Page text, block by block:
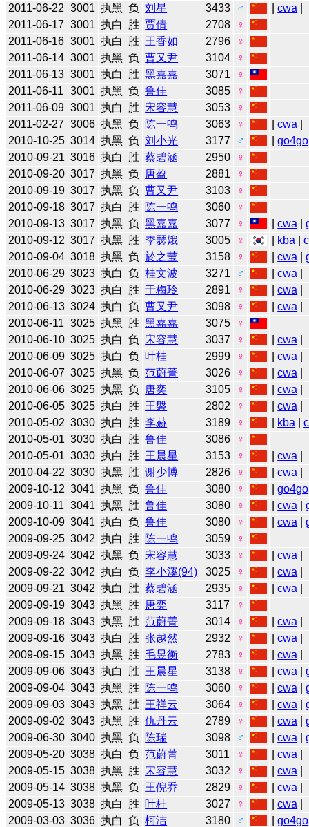
2011-06-22 3001 执黑 负 刘星 3433 ♂ |cwa
2011-06-17 3001 执白 胜 贾倩 2708
♀
2011-06-16 3001 执白 胜 王香如 2796
♀
2011-06-14 3001 执黑 负 曹又尹 3104
♀
2011-06-13 3001 执白 胜 黑嘉嘉 3071
♀
2011-06-11
3001 执黑 负 鲁佳 3085
♀
2011-06-09 3001 执白 胜 宋容慧 3053
♀
2011-02-27 3006 执黑 负 陈一鸣 3063 ♀ |cwa
2010-10-25 3014 执黑 负 刘小光 3177 ♂ |go4go
2010-09-21 3016 执白 胜 蔡碧涵 2950
♀
2010-09-20 3017 执黑 负 唐盈 2881
♀
2010-09-19 3017 执黑 负 曹又尹 3103
♀
2010-09-18 3017 执白 胜 陈一鸣 3060
♀
2010-09-13 3017 执黑 负 黑嘉嘉 3077 ♀ |cwa |
2010-09-12 3017 执黑 胜 李瑟娥 3005 ♀ kba |
2010-09-04 3018 执黑 负 於之莹 3158 ♀ |cwa |
2010-06-29 3023 执白 负 桂文波 3271 ♂ |cwa
2010-06-29 3023 执白 胜 于梅玲 2891 ♀ |cwa
2010-06-13 3024 执白 负 曹又尹 3098 ♀ |cwa
2010-06-11 3025 执黑 胜 黑嘉嘉 3075
♀
2010-06-10 3025 执白 负 宋容慧 3037 ♀ |cwa
2010-06-09 3025 执白 负 叶桂 2999 ♀ |cwa
2010-06-07 3025 执黑 负 范蔚菁 3026 ♀ |cwa
2010-06-06 3025 执黑 负 唐奕 3105 ♀ |cwa
2010-06-05 3025 执白 胜 王磐 2802 ♀ |cwa
2010-05-02 3030 执白 胜 李赫 3189 ♀ kba |
2010-05-01 3030 执白 胜 鲁佳 3086
♀
2010-05-01 3030 执白 胜 王晨星 3153 ♀ |cwa
2010-04-22 3030 执黑 胜 谢少博 2826 ♀ |cwa
2009-10-12 3041 执黑 负 鲁佳 3080 ♀ |go4go
2009-10-11 3041 执黑 胜 鲁佳 3080 ♀ |cwa |
2009-10-09 3041 执白 负 鲁佳 3080 ♀ |cwa |
2009-09-25 3042 执白 胜 陈一鸣 3059
♀
2009-09-24 3042 执黑 负 宋容慧 3033 ♀ |cwa
2009-09-22 3042 执白 负 李小溪(94) 3025 ♀ |cwa
2009-09-21 3042 执白 胜 蔡碧涵 2935 ♀ |cwa
2009-09-19 3043 执黑 胜 唐奕 3117
♀
2009-09-18 3043 执黑 胜 范蔚菁 3014 ♀ |cwa
2009-09-16 3043 执白 胜 张越然 2932 ♀ |cwa
2009-09-15 3043 执黑 胜 毛昱衡 2783 ♀ |cwa
2009-09-06 3043 执白 胜 王晨星 3138 ♀ |cwa |
2009-09-04 3043 执黑 胜 陈一鸣 3060 ♀ |cwa |
2009-09-03 3043 执黑 胜 王祥云 3064 ♀ |cwa |
2009-09-02 3043 执黑 胜 仇丹云 2789 ♀ |cwa |
2009-06-30 3040 执黑 负 陈瑞 3098 ♂ |cwa |
2009-05-20 3038 执白 负 范蔚菁 3011 ♀ |cwa
2009-05-15 3038 执黑 胜 宋容慧 3032 ♀ |cwa
2009-05-14 3038 执黑 负 王倪乔 2829 ♀ |cwa
2009-05-13 3038 执白 胜 叶桂 3027 ♀ |cwa
2009-03-03 3036 执白 负 柯洁 3180 ♂ |go4go